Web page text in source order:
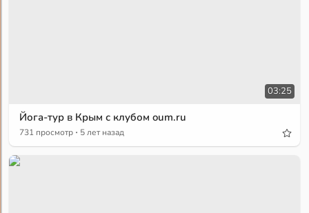
03:25
Йога-тур в Крым с клубом oum.ru
731 просмотр · 5 лет назад